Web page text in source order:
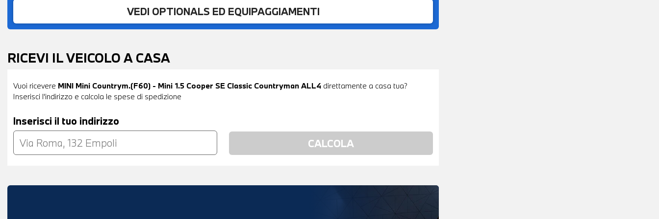
VEDI OPTIONALS ED EQUIPAGGIAMENTI
RICEVI IL VEICOLO A CASA
Vuoi ricevere MINI Mini Countrym.(F60) - Mini 1.5 Cooper SE Classic Countryman ALL4 direttamente a casa tua?
Inserisci l'indirizzo e calcola le spese di spedizione
Inserisci il tuo indirizzo